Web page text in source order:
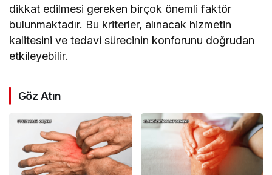
dikkat edilmesi gereken birçok önemli faktör
bulunmaktadır. Bu kriterler, alınacak hizmetin
kalitesini ve tedavi sürecinin konforunu doğrudan
etkileyebilir.
Göz Atın